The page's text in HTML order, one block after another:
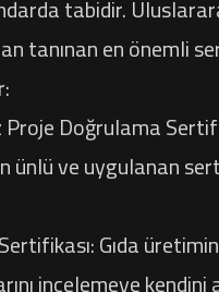
tabidir.
tanınan en önemli
Proje Doğrulama
ünlü ve uygulanan
Gıda
incelemeye kendini